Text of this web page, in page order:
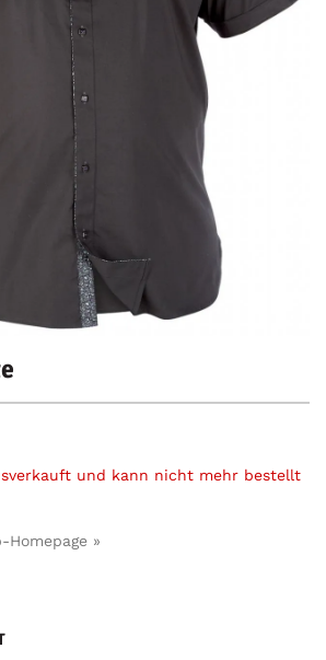
und kann nicht mehr bestellt
Homepage »